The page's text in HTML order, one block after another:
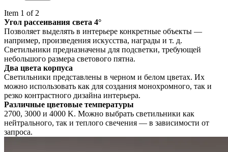
Item 1 of 2
Угол рассеивания света 4°
Позволяет выделять в интерьере конкретные объекты —
например, произведения искусства, награды и т. д.
Светильники предназначены для подсветки, требующей
небольшого размера светового пятна.
Два цвета корпуса
Светильники представлены в черном и белом цветах. Их
можно использовать как для создания монохромного, так и
резко контрастного дизайна интерьера.
Различные цветовые температуры
2700, 3000 и 4000 K. Можно выбрать светильники как
нейтрального, так и теплого свечения — в зависимости от
запроса.